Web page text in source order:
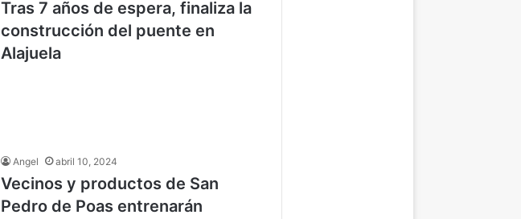
Tras 7 años de espera, finaliza la
construcción del puente en
Alajuela
Angel abril 10, 2024
Vecinos y productos de San
Pedro de Poas entrenarán